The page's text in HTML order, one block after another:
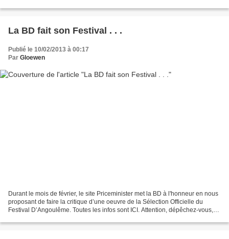
La BD fait son Festival . . .
Publié le 10/02/2013 à 00:17
Par Gloewen
Durant le mois de février, le site Priceminister met la BD à l'honneur en nous
proposant de faire la critique d’une oeuvre de la Sélection Officielle du
Festival D’Angoulême. Toutes les infos sont ICI. Attention, dépêchez-vous,